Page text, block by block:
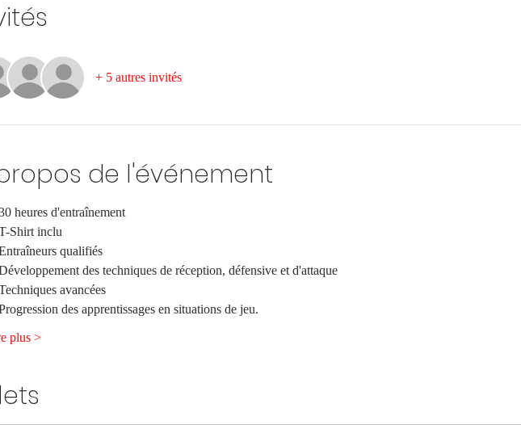
+ 5 autres invités
de l'événement
heures d'entraînement
Shirt inclu
qualifiés
des techniques de réception, défensive et d'attaque
avancées
des apprentissages en situations de jeu.
plus >